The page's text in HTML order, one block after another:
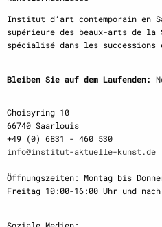
Institut d‘art contemporain en
supérieure des beaux-arts de la
spécialisé dans les successions
Bleiben Sie auf dem Laufenden:
Choisyring 10
66740 Saarlouis
+49 (0) 6831 - 460 530
info@institut-aktuelle-kunst.de
Öffnungszeiten: Montag bis
Freitag 10:00-16:00 Uhr und